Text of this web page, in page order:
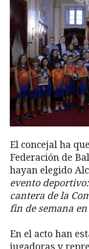
El concejal ha
Federación de
hayan elegido
evento
cantera de la
fin de semana
En el acto han